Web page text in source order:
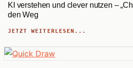
KI verstehen und clever nutzen –
den Weg
JETZT WEITERLESEN...